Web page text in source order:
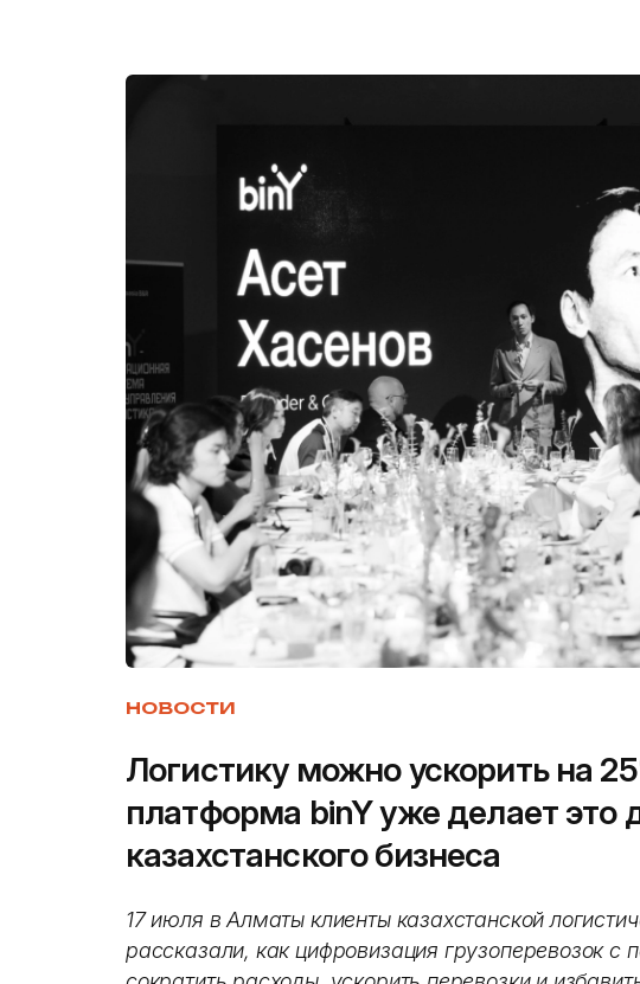
НОВОСТИ
Логистику можно ускорить на
платформа binY уже делает это
казахстанского бизнеса
17 июля в Алматы клиенты казахстанской
рассказали, как цифровизация грузоперевозок